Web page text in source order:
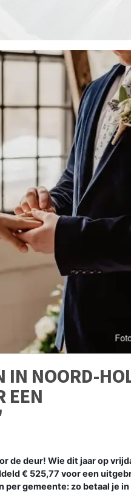
IN NOORD-
EEN
de deur! Wie dit jaar op
€ 525,77 voor een
per gemeente: zo betaal je